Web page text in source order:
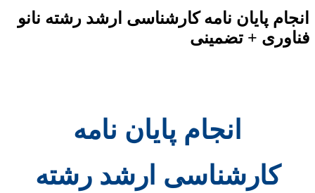
پایان نامه کارشناسی ارشد رشته نانو
+ تضمینی
انجام پایان نامه
کارشناسی ارشد رشته